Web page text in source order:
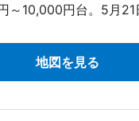
10,000円台。5月21
地図を見る